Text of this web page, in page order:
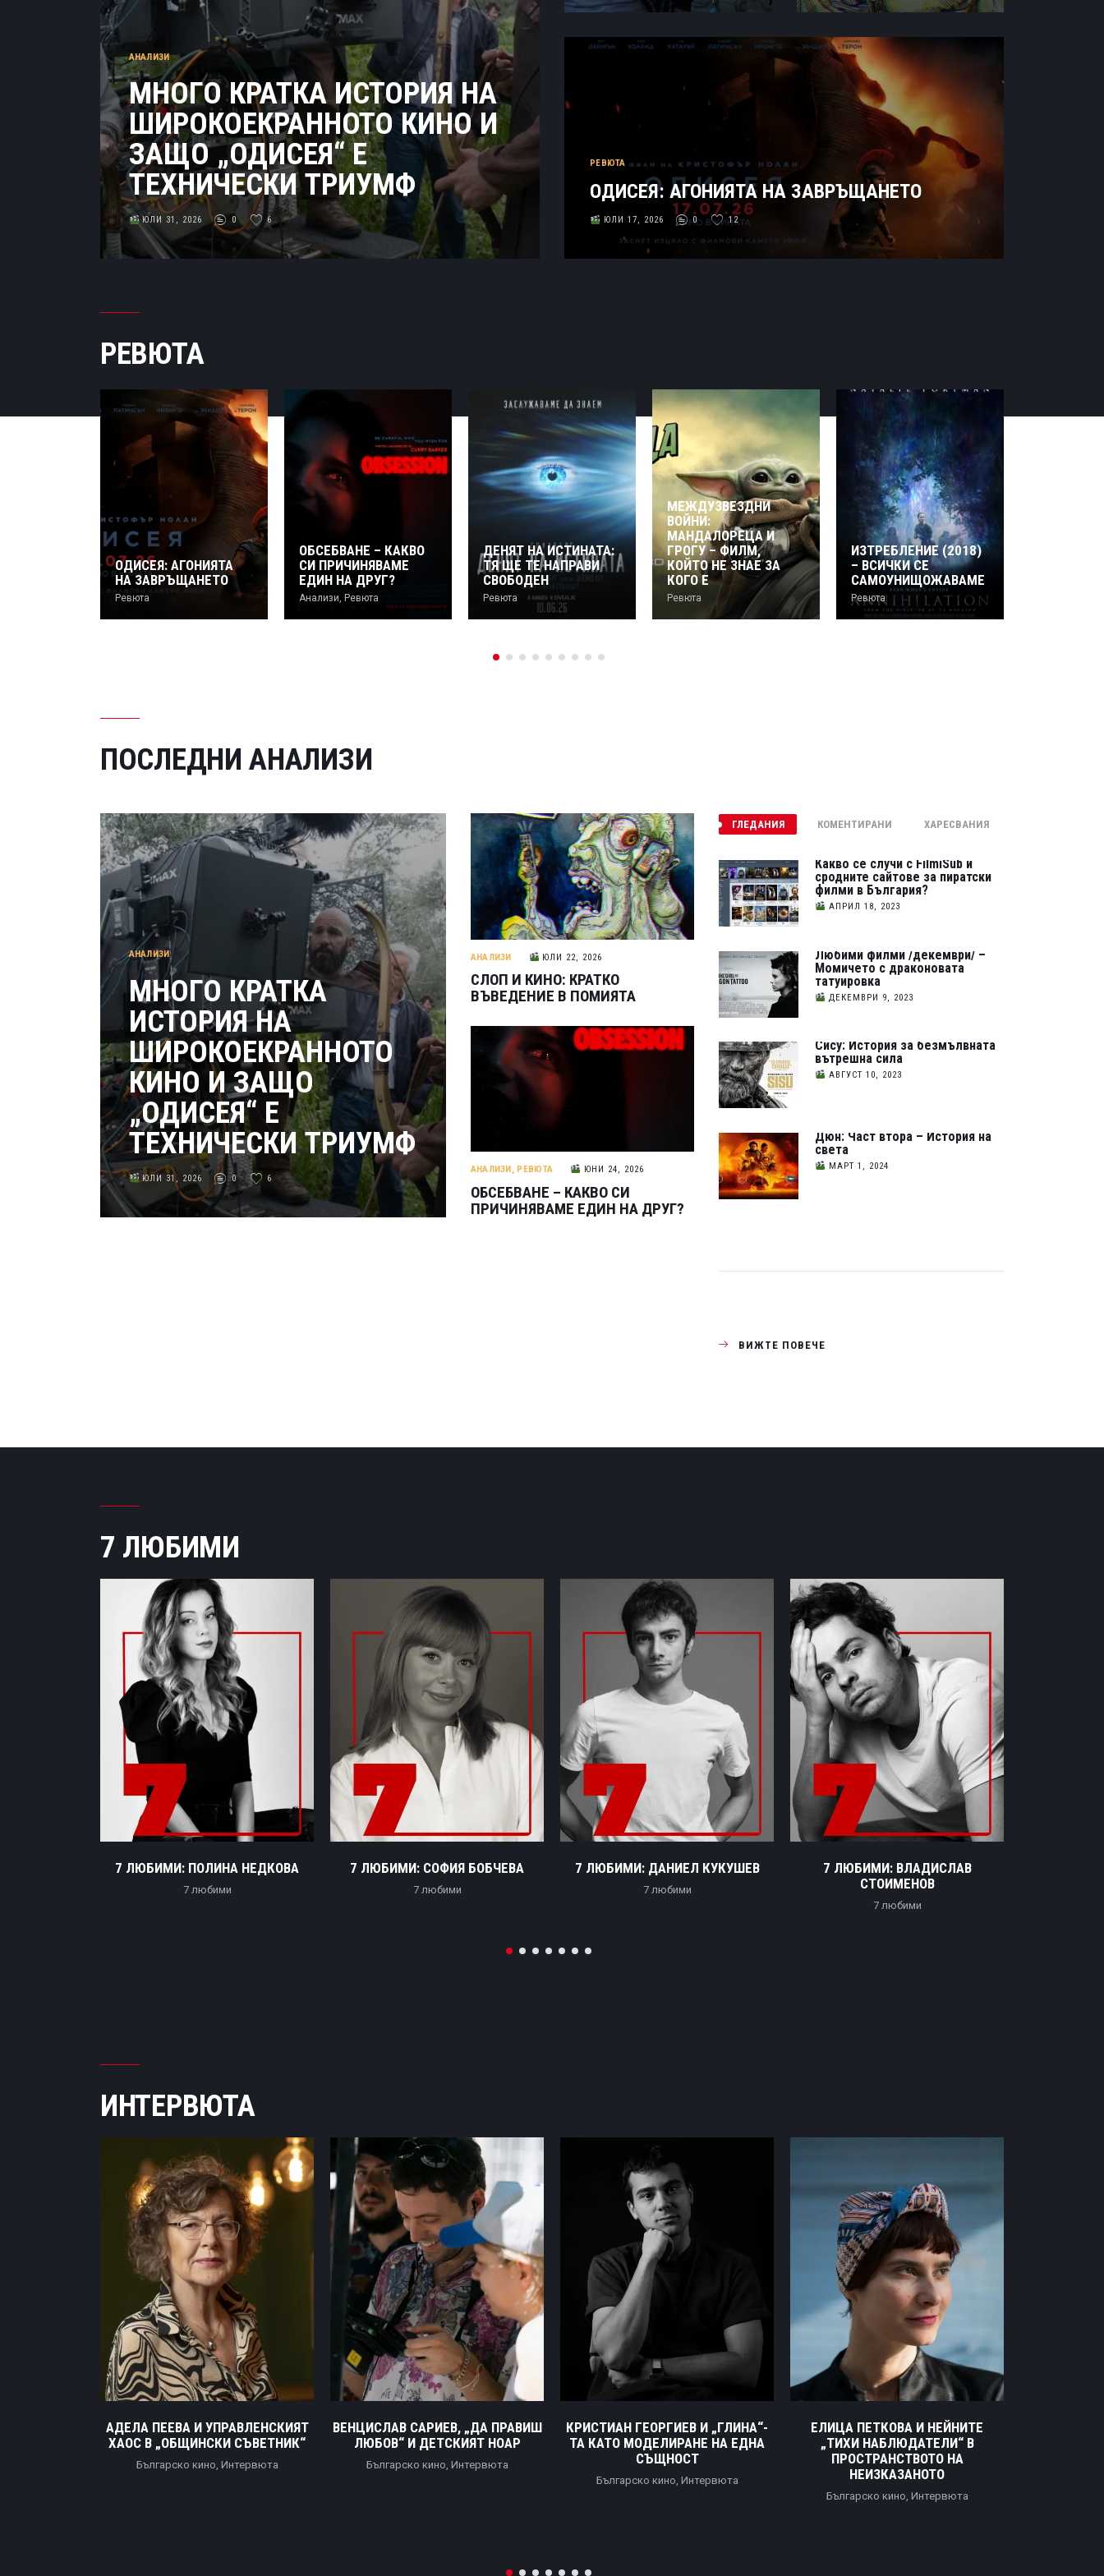
АНАЛИЗИ
МНОГО КРАТКА ИСТОРИЯ НА
ШИРОКОЕКРАННОТО КИНО И
ЗАЩО „ОДИСЕЯ“ Е
ТЕХНИЧЕСКИ ТРИУМФ
ЮЛИ 31, 2026 0 6
РЕВЮТА
ОДИСЕЯ: АГОНИЯТА НА ЗАВРЪЩАНЕТО
ЮЛИ 17, 2026 0 12
РЕВЮТА
ОДИСЕЯ: АГОНИЯТА
НА ЗАВРЪЩАНЕТО
Ревюта
ОБСЕБВАНЕ – КАКВО
СИ ПРИЧИНЯВАМЕ
ЕДИН НА ДРУГ?
Анализи ,Ревюта
ДЕНЯТ НА ИСТИНАТА:
ТЯ ЩЕ ТЕ НАПРАВИ
СВОБОДЕН
Ревюта
МЕЖДУЗВЕЗДНИ
ВОЙНИ:
МАНДАЛОРЕЦА И
ГРОГУ – ФИЛМ,
КОЙТО НЕ ЗНАЕ ЗА
КОГО Е
Ревюта
ИЗТРЕБЛЕНИЕ (2018)
– ВСИЧКИ СЕ
САМОУНИЩОЖАВАМЕ
Ревюта
ПОСЛЕДНИ АНАЛИЗИ
АНАЛИЗИ
МНОГО КРАТКА
ИСТОРИЯ НА
ШИРОКОЕКРАННОТО
КИНО И ЗАЩО
„ОДИСЕЯ“ Е
ТЕХНИЧЕСКИ ТРИУМФ
ЮЛИ 31, 2026 0 6
АНАЛИЗИ ЮЛИ 22, 2026
СЛОП И КИНО: КРАТКО
ВЪВЕДЕНИЕ В ПОМИЯТА
АНАЛИЗИ , РЕВЮТА ЮНИ 24, 2026
ОБСЕБВАНЕ – КАКВО СИ
ПРИЧИНЯВАМЕ ЕДИН НА ДРУГ?
ГЛЕДАНИЯ КОМЕНТИРАНИ ХАРЕСВАНИЯ
Какво се случи с FilmiSub и
сродните сайтове за пиратски
филми в България?
АПРИЛ 18, 2023
Любими филми /декември/ –
Момичето с драконовата
татуировка
ДЕКЕМВРИ 9, 2023
Сису: История за безмълвната
вътрешна сила
АВГУСТ 10, 2023
Дюн: Част втора – История на
света
МАРТ 1, 2024
ВИЖТЕ ПОВЕЧЕ
7 ЛЮБИМИ
7 ЛЮБИМИ: ПОЛИНА НЕДКОВА
7 любими
7 ЛЮБИМИ: СОФИЯ БОБЧЕВА
7 любими
7 ЛЮБИМИ: ДАНИЕЛ КУКУШЕВ
7 любими
7 ЛЮБИМИ: ВЛАДИСЛАВ
СТОИМЕНОВ
7 любими
ИНТЕРВЮТА
АДЕЛА ПЕЕВА И УПРАВЛЕНСКИЯТ
ХАОС В „ОБЩИНСКИ СЪВЕТНИК“
Българско кино Интервюта
ВЕНЦИСЛАВ САРИЕВ, „ДА ПРАВИШ
ЛЮБОВ“ И ДЕТСКИЯТ НОАР
Българско кино Интервюта
КРИСТИАН ГЕОРГИЕВ И „ГЛИНА“-
ТА КАТО МОДЕЛИРАНЕ НА ЕДНА
СЪЩНОСТ
Българско кино Интервюта
ЕЛИЦА ПЕТКОВА И НЕЙНИТЕ
„ТИХИ НАБЛЮДАТЕЛИ“ В
ПРОСТРАНСТВОТО НА
НЕИЗКАЗАНОТО
Българско кино Интервюта